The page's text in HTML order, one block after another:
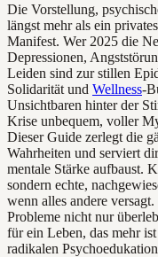
Die Vorstellung,
längst mehr als ein
Manifest. Wer 2025 die
Depressionen,
Leiden sind zur stillen
Solidarität und Wellness-
Unsichtbaren hinter der
Krise unbequem, voller
Dieser Guide zerlegt die
Wahrheiten und serviert
mentale Stärke aufbaust.
sondern echte,
wenn alles andere
Probleme nicht nur
für ein Leben, das mehr
radikalen